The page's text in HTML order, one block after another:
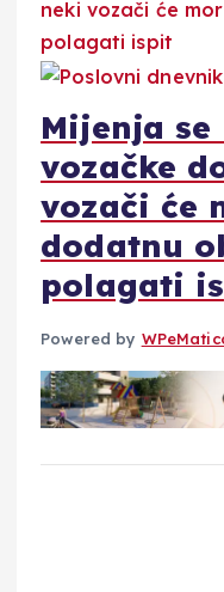
Mijenja
vozačke
vozači će
dodatnu
polagati
Powered by